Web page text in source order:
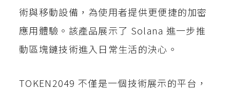
術與移動設備，為使用者提供更便捷的加密
應用體驗。該產品展示了 Solana 進一步推
動區塊鏈技術進入日常生活的決心。
TOKEN2049 不僅是一個技術展示的平台，